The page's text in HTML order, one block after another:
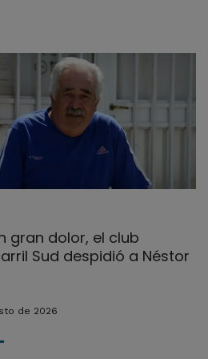
gran dolor, el club
Sud despidió a Néstor
de 2026